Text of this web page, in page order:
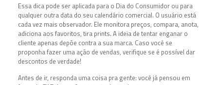
Essa dica pode ser aplicada para o Dia do Consumidor ou para
qualquer outra data do seu calendário comercial. O usuário está
cada vez mais observador. Ele monitora preços, compara, anota,
adiciona aos favoritos, tira prints. A ideia de tentar enganar o
cliente apenas depõe contra a sua marca. Caso você se
proponha fazer uma ação de vendas, verifique se é possível dar
descontos de verdade!
Antes de ir, responda uma coisa pra gente: você já pensou em